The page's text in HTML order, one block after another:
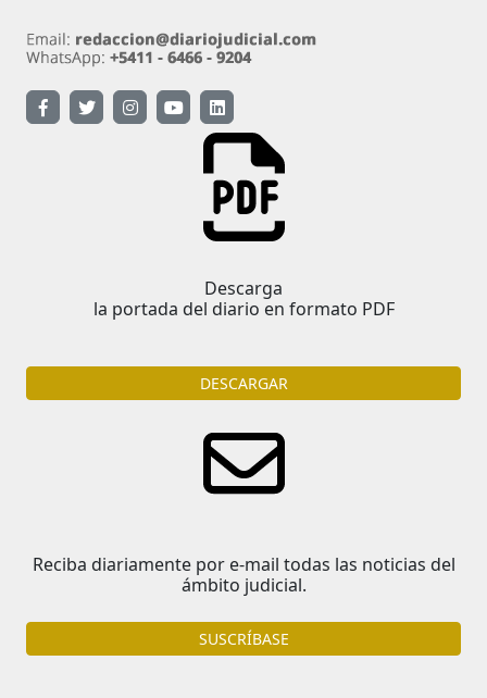
Descarga
la portada del diario en formato PDF
DESCARGAR
Reciba diariamente por e-mail todas las noticias del
ámbito judicial.
SUSCRÍBASE